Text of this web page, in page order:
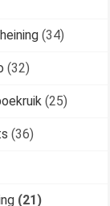
(34)
(32)
(25)
(36)
(21)